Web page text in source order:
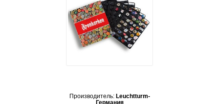
Производитель: Leuchtturm-
Германия